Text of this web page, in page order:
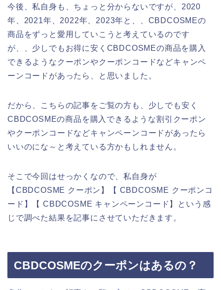
今後、私自身も、ちょっと分からないですが、2020
年、2021年、2022年、2023年と、、CBDCOSMEの
商品をずっと愛用していこうと考えているのです
が、、少しでもお得に安くCBDCOSMEの商品を購入
できるようなクーポンやクーポンコードなどキャンペ
ーンコードがあったら、と思いました。
だから、こちらの記事をご覧の方も、少しでも安く
CBDCOSMEの商品を購入できるような割引クーポン
やクーポンコードなどキャンペーンコードがあったら
いいのにな～と考えている方かもしれません。
そこで今回はせっかくなので、私自身が
【CBDCOSME クーポン】【 CBDCOSME クーポンコ
ード】【 CBDCOSME キャンペーンコード】という感
じで調べた結果を記事にさせていただきます。
CBDCOSMEのクーポンはあるの？